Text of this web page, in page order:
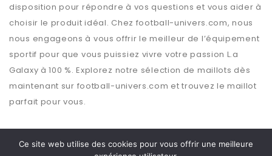
disposition pour répondre à vos questions et vous aider à
choisir le produit idéal. Chez football-univers.com, nous
nous engageons à vous offrir le meilleur de l’équipement
sportif pour que vous puissiez vivre votre passion L.a
Galaxy à 100 %. Explorez notre sélection de maillots dès
maintenant sur football-univers.com et trouvez le maillot
parfait pour vous.
Ce site web utilise des cookies pour vous offrir une meilleure